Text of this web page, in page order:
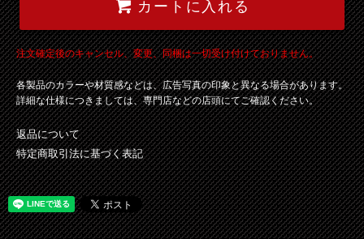
カートに入れる
注文確定後のキャンセル、変更、同梱は一切受け付けておりません。
各製品のカラーや材質感などは、広告写真の印象と異なる場合があります。
詳細な仕様につきましては、専門店などの店頭にてご確認ください。
返品について
特定商取引法に基づく表記